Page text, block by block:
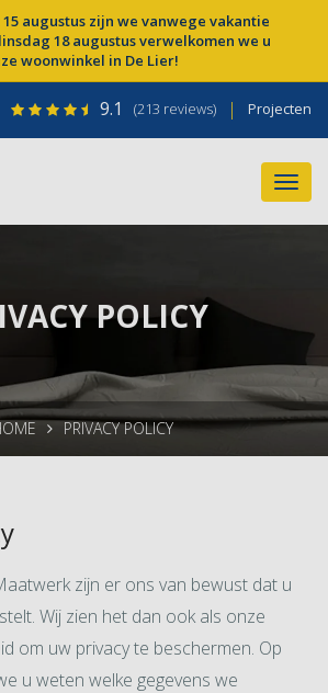
15 augustus zijn we vanwege vakantie
18 augustus verwelkomen we u
woonwinkel in De Lier!
9.1 (213 reviews) | Projecten
POLICY
PRIVACY POLICY
zijn er ons van bewust dat u
Wij zien het dan ook als onze
om uw privacy te beschermen. Op
u weten welke gegevens we